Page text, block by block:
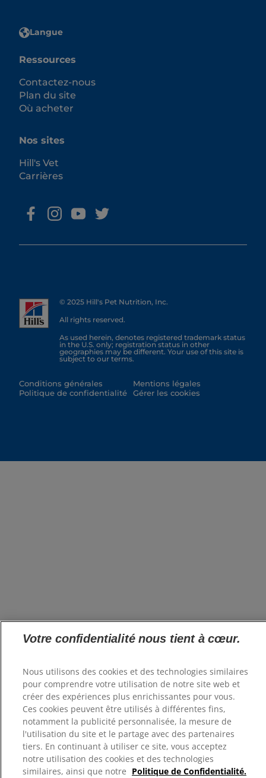
Langue
Ressources
Contactez-nous
Plan du site
Où acheter
Nos sites
Hill's Vet
Carrières
© 2025 Hill's Pet Nutrition, Inc.
All rights reserved.
As used herein, denotes registered trademark status
in the U.S. only; registration status in other
geographies may be different. Your use of this site is
subject to our terms.
Conditions générales
Politique de confidentialité
Mentions légales
Gérer les cookies
Votre confidentialité nous tient à cœur.
Nous utilisons des cookies et des technologies similaires
pour comprendre votre utilisation de notre site web et
créer des expériences plus enrichissantes pour vous.
Ces cookies peuvent être utilisés à différentes fins,
notamment la publicité personnalisée, la mesure de
l'utilisation du site et le partage avec des partenaires
tiers. En continuant à utiliser ce site, vous acceptez
notre utilisation des cookies et des technologies
similaires, ainsi que notre Politique de Confidentialité.